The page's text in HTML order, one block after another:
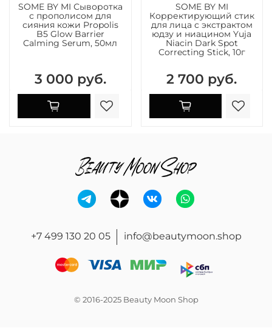
SOME BY MI Сыворотка
с прополисом для
сияния кожи Propolis
B5 Glow Barrier
Calming Serum, 50мл
3 000 руб.
SOME BY MI
Корректирующий стик
для лица с экстрактом
юдзу и ниацином Yuja
Niacin Dark Spot
Correcting Stick, 10г
2 700 руб.
+7 499 130 20 05 info@beautymoon.shop
© 2016-2025 Beauty Moon Shop